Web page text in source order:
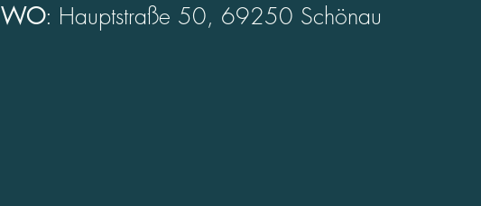
WO: Hauptstraße 50, 69250 Schönau